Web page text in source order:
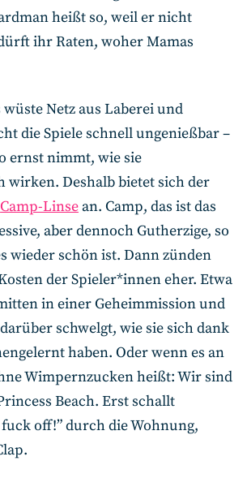
heißt so, weil er nicht
ihr Raten, woher Mamas
wüste Netz aus Laberei und
die Spiele schnell ungenießbar –
ernst nimmt, wie sie
wirken. Deshalb bietet sich der
Camp-Linsean. Camp, das ist das
aber dennoch Gutherzige, so
wieder schön ist. Dann zünden
der Spieler*innen eher. Etwa
in einer Geheimmission und
schwelgt, wie sie sich dank
haben. Oder wenn es an
Wimpernzucken heißt: Wir sind
Beach. Erst schallt
off!” durch die Wohnung,